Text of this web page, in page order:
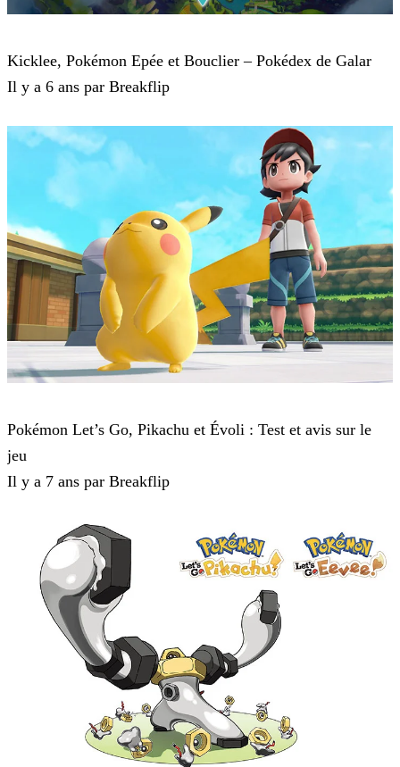
Kicklee, Pokémon Epée et Bouclier – Pokédex de Galar
Il y a 6 ans par Breakflip
Pokémon Let’s Go, Pikachu et Évoli : Test et avis sur le
jeu
Il y a 7 ans par Breakflip